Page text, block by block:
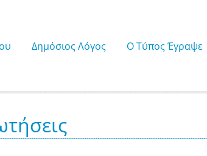
Δημόσιος Λόγος Ο Τύπος Έγραψε